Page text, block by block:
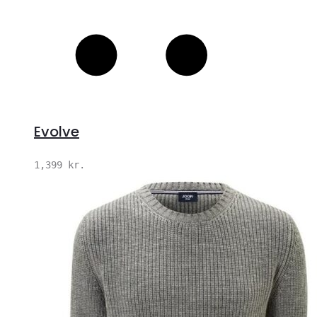
Evolve
1,399 kr.